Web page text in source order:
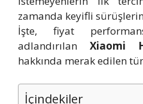
zamanda keyifli sürüşlerin
İşte, fiyat
adlandırılan Xiaomi
hakkında merak edilen
İçindekiler